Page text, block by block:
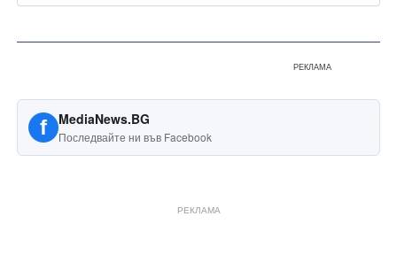
РЕКЛАМА
f MediaNews.BG
Последвайте ни във Facebook
РЕКЛАМА